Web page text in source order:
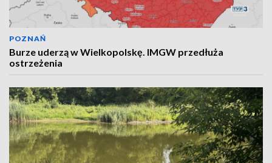
POZNAŃ
Burze uderzą w Wielkopolskę. IMGW przedłuża
ostrzeżenia